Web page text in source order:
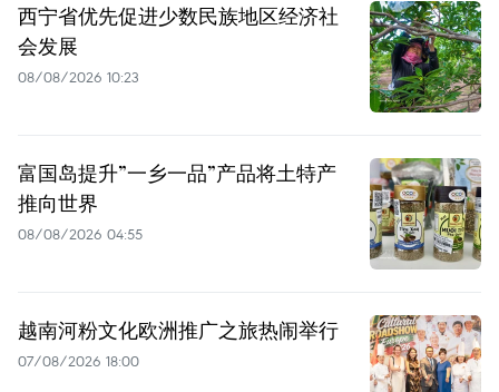
西宁省优先促进少数民族地区经济社
会发展
08/08/2026 10:23
富国岛提升”一乡一品”产品将土特产
推向世界
08/08/2026 04:55
越南河粉文化欧洲推广之旅热闹举行
07/08/2026 18:00